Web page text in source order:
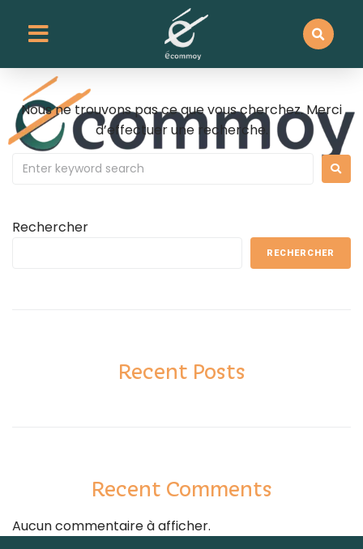
Rien de trouvé
Nous ne trouvons pas ce que vous cherchez. Merci
d’effectuer une recherche.
Rechercher
RECHERCHER
Recent Posts
Recent Comments
Aucun commentaire à afficher.